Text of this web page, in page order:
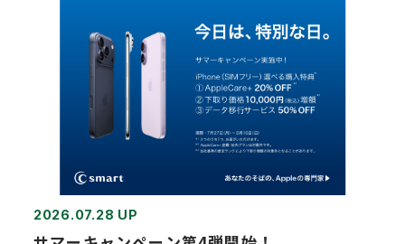
2026.07.28 UP